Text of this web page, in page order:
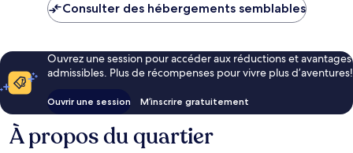
Consulter des hébergements semblables
Ouvrez une session pour accéder aux réductions et avantages
admissibles. Plus de récompenses pour vivre plus d’aventures!
Ouvrir une session M’inscrire gratuitement
À propos du quartier